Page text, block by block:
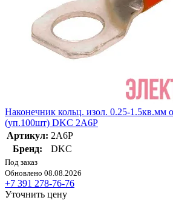
Наконечник кольц. изол. 0.25-1.5кв.мм
(уп.100шт) DKC 2A6P
Артикул: 2A6P
Бренд:
DKC
Под заказ
Обновлено 08.08.2026
+7 391 278-76-76
Уточнить цену